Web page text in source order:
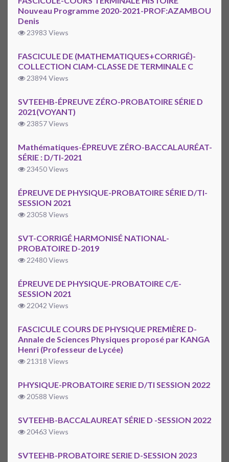
Nouveau Programme 2020-2021-PROF:AZAMBOU
Denis
23983 Views
FASCICULE DE (MATHEMATIQUES+CORRIGÉ)-
COLLECTION CIAM-CLASSE DE TERMINALE C
23894 Views
SVTEEHB-ÉPREUVE ZÉRO-PROBATOIRE SÉRIE D
2021(VOYANT)
23857 Views
Mathématiques-ÉPREUVE ZÉRO-BACCALAURÉAT-
SÉRIE : D/TI-2021
23450 Views
ÉPREUVE DE PHYSIQUE-PROBATOIRE SÉRIE D/TI-
SESSION 2021
23058 Views
SVT-CORRIGÉ HARMONISÉ NATIONAL-
PROBATOIRE D-2019
22480 Views
ÉPREUVE DE PHYSIQUE-PROBATOIRE C/E-
SESSION 2021
22042 Views
FASCICULE COURS DE PHYSIQUE PREMIÈRE D-
Annale de Sciences Physiques proposé par KANGA
Henri (Professeur de Lycée)
21318 Views
PHYSIQUE-PROBATOIRE SERIE D/TI SESSION 2022
20588 Views
SVTEEHB-BACCALAUREAT SÉRIE D -SESSION 2022
20463 Views
SVTEEHB-PROBATOIRE SERIE D-SESSION 2023